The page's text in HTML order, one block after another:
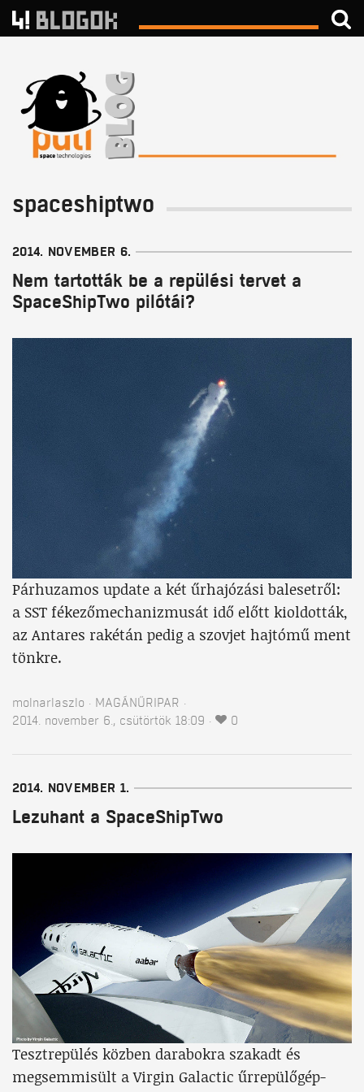
spaceshiptwo
2014. NOVEMBER 6.
Nem tartották be a repülési tervet a
SpaceShipTwo pilótái?
Párhuzamos update a két űrhajózási balesetről:
a SST fékezőmechanizmusát idő előtt kioldották,
az Antares rakétán pedig a szovjet hajtómű ment
tönkre.
molnarlaszlo
MAGÁNŰRIPAR
2014. november 6., csütörtök 18:09
0
2014. NOVEMBER 1.
Lezuhant a SpaceShipTwo
Tesztrepülés közben darabokra szakadt és
megsemmisült a Virgin Galactic űrrepülőgép-